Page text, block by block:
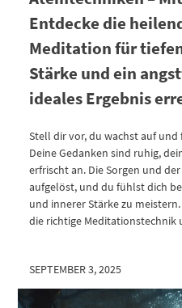
Entdecke die
Meditation für
Stärke und ein
ideales Ergebnis
Stell dir vor, du wachst auf
Deine Gedanken sind ruhig,
erfrischt an. Die Sorgen und
aufgelöst, und du fühlst dich
und innerer Stärke zu
die richtige Meditationstechnik
SEPTEMBER 3, 2025